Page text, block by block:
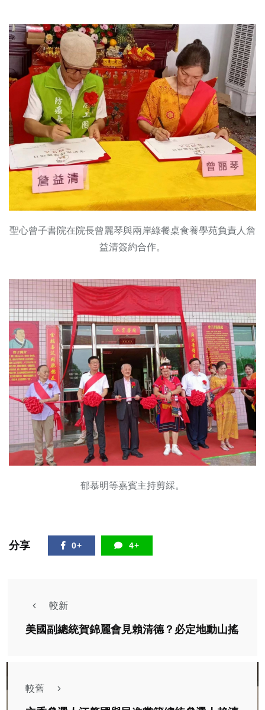
聖心曾子書院在院長曾麗琴與兩岸綠餐桌食養學苑負責人詹
益清簽約合作。
郁慕明等嘉賓主持剪綵。
分享 0+ 4+
較新
美國副總統賀錦麗會見賴清德？必定地動山搖
較舊